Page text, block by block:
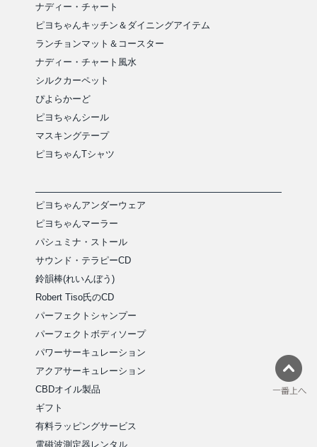
ナディー・チャート
ピヨちゃんキッチン＆ダイニングアイテム
ランチョンマット＆コースター
ナディー・チャート風水
シルクカーペット
ぴよらかーど
ピヨちゃんシール
マスキングテープ
ピヨちゃんTシャツ
ピヨちゃんアンダーウェア
ピヨちゃんマーラー
パシュミナ・ストール
サウンド・テラピーCD
鈴韻棒(れいんぼう)
Robert Tiso氏のCD
パーフェクトシャンプー
パーフェクトボディソープ
パワーサーキュレーション
アクアサーキュレーション
CBDオイル製品
ギフト
有料ラッピングサービス
電磁波測定器レンタル